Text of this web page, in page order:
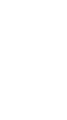
ainsi
sur vos
ou